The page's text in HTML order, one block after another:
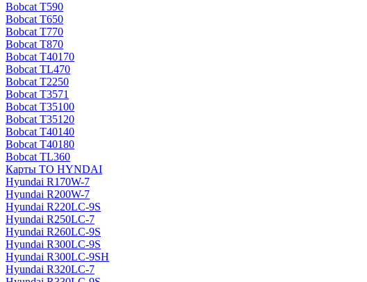
Bobcat T590
Bobcat T650
Bobcat T770
Bobcat T870
Bobcat T40170
Bobcat TL470
Bobcat Т2250
Bobcat Т3571
Bobcat Т35100
Bobcat Т35120
Bobcat Т40140
Bobcat Т40180
Bobcat ТL360
Карты ТО HYNDAI
Hyundai R170W-7
Hyundai R200W-7
Hyundai R220LC-9S
Hyundai R250LC-7
Hyundai R260LC-9S
Hyundai R300LC-9S
Hyundai R300LC-9SH
Hyundai R320LC-7